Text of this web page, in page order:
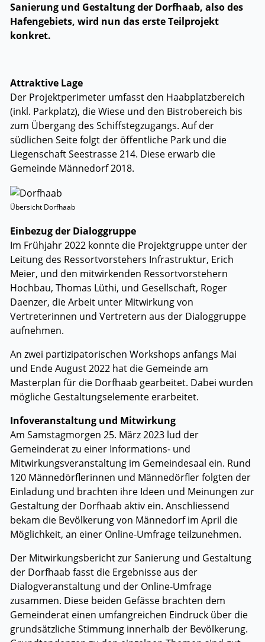
Sanierung und Gestaltung der Dorfhaab, also des
Hafengebiets, wird nun das erste Teilprojekt
konkret.
Attraktive Lage
Der Projektperimeter umfasst den Haabplatzbereich
(inkl. Parkplatz), die Wiese und den Bistrobereich bis
zum Übergang des Schiffstegzugangs. Auf der
südlichen Seite folgt der öffentliche Park und die
Liegenschaft Seestrasse 214. Diese erwarb die
Gemeinde Männedorf 2018.
Übersicht Dorfhaab
Einbezug der Dialoggruppe
Im Frühjahr 2022 konnte die Projektgruppe unter der
Leitung des Ressortvorstehers Infrastruktur, Erich
Meier, und den mitwirkenden Ressortvorstehern
Hochbau, Thomas Lüthi, und Gesellschaft, Roger
Daenzer, die Arbeit unter Mitwirkung von
Vertreterinnen und Vertretern aus der Dialoggruppe
aufnehmen.
An zwei partizipatorischen Workshops anfangs Mai
und Ende August 2022 hat die Gemeinde am
Masterplan für die Dorfhaab gearbeitet. Dabei wurden
mögliche Gestaltungselemente erarbeitet.
Infoveranstaltung und Mitwirkung
Am Samstagmorgen 25. März 2023 lud der
Gemeinderat zu einer Informations- und
Mitwirkungsveranstaltung im Gemeindesaal ein. Rund
120 Männedörflerinnen und Männedörfler folgten der
Einladung und brachten ihre Ideen und Meinungen zur
Gestaltung der Dorfhaab aktiv ein. Anschliessend
bekam die Bevölkerung von Männedorf im April die
Möglichkeit, an einer Online-Umfrage teilzunehmen.
Der Mitwirkungsbericht zur Sanierung und Gestaltung
der Dorfhaab fasst die Ergebnisse aus der
Dialogveranstaltung und der Online-Umfrage
zusammen. Diese beiden Gefässe brachten dem
Gemeinderat einen umfangreichen Eindruck über die
grundsätzliche Stimmung innerhalb der Bevölkerung.